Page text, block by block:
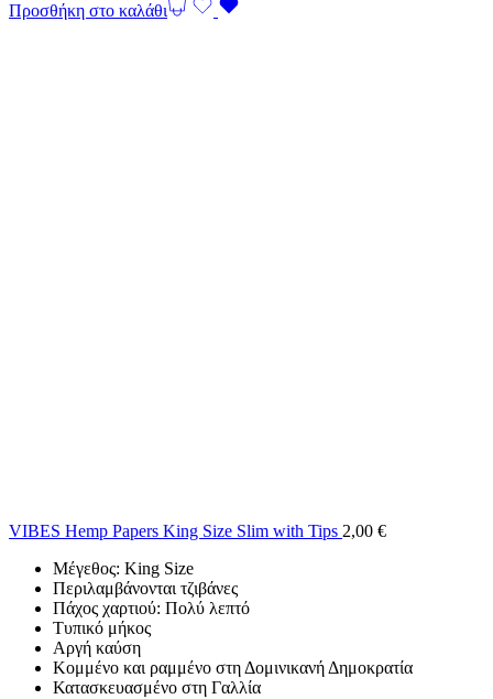
Προσθήκη στο καλάθι
VIBES Hemp Papers King Size Slim with Tips 2,00 €
Μέγεθος: King Size
Περιλαμβάνονται τζιβάνες
Πάχος χαρτιού: Πολύ λεπτό
Τυπικό μήκος
Αργή καύση
Κομμένο και ραμμένο στη Δομινικανή Δημοκρατία
Κατασκευασμένο στη Γαλλία